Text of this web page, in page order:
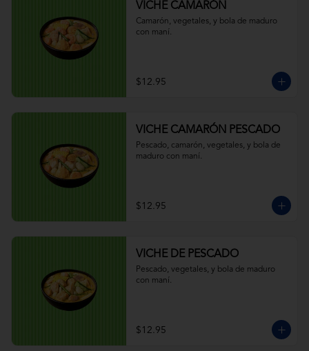
VICHE CAMARÓN
Camarón, vegetales, y bola de maduro
con maní.
$12.95
VICHE CAMARÓN PESCADO
Pescado, camarón, vegetales, y bola de
maduro con maní.
$12.95
VICHE DE PESCADO
Pescado, vegetales, y bola de maduro
con maní.
$12.95